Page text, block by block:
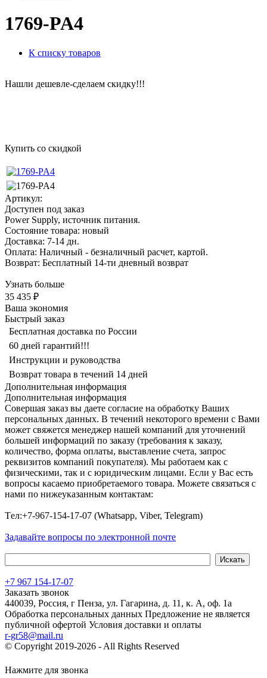
1769-PA4
К списку товаров
Нашли дешевле-сделаем скидку!!!
Купить со скидкой
Артикул:
Доступен под заказ
Power Supply, источник питания.
Состояние товара: новый
Доставка: 7-14 дн.
Оплата: Наличный - безналичный расчет, картой.
Возврат: Бесплатный 14-ти дневный возврат
Узнать больше
35 435 ₽
Ваша экономия
Быстрый заказ
Бесплатная доставка по России
60 дней гарантий!!!
Инструкции и руководства
Возврат товара в течений 14 дней
Дополнительная информация
Дополнительная информация
Совершая заказ вы даете согласие на обработку Ваших
персональных данных. В течений некоторого времени с Вами
может свяжется менеджер нашей компаний для уточнений
большей информаций по заказу (требования к заказу,
количество, форма оплаты, выставление счета, запрос
реквизитов компаний покупателя). Мы работаем как с
физическими, так и с юридическим лицами. Если у Вас есть
вопросы касаемо приобретаемого товара. Можете связаться с
нами по нижеуказанным контактам:
Tел:+7-967-154-17-07 (Whatsapp, Viber, Telegram)
Задавайте вопросы по электронной почте
+7 967 154-17-07
Заказать звонок
440039, Россия, г Пенза, ул. Гагарина, д. 11, к. А, оф. 1а
Обработка персональных данных Предложение не является
публичной офертой Условия доставки и оплаты
r-gr58@mail.ru
© Copyright 2019-2026 - All Rights Reserved
Нажмите для звонка